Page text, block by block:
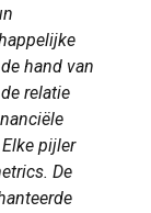
hand van
relatie
pijler
De